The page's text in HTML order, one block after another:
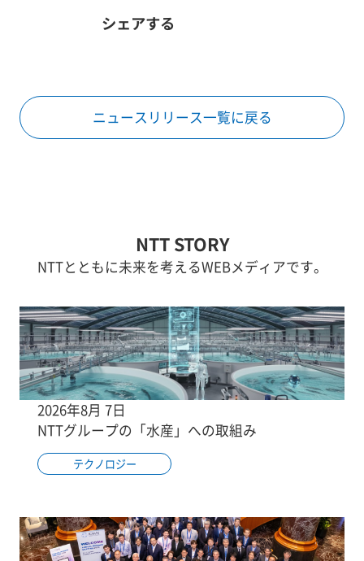
シェアする
ニュースリリース一覧に戻る
NTT STORY
NTTとともに未来を考えるWEBメディアです。
2026年8月 7日
NTTグループの「水産」への取組み
テクノロジー